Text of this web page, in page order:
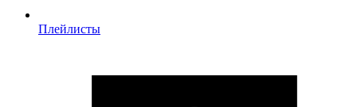
Плейлисты